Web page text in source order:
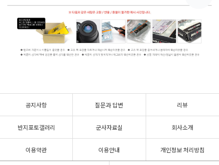
공지사항 질문과 답변 리뷰
반지포토갤러리 군사자료실 회사소개
이용약관 이용안내 개인정보 처리방침